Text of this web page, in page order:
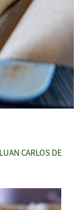
LUAN CARLOS DE